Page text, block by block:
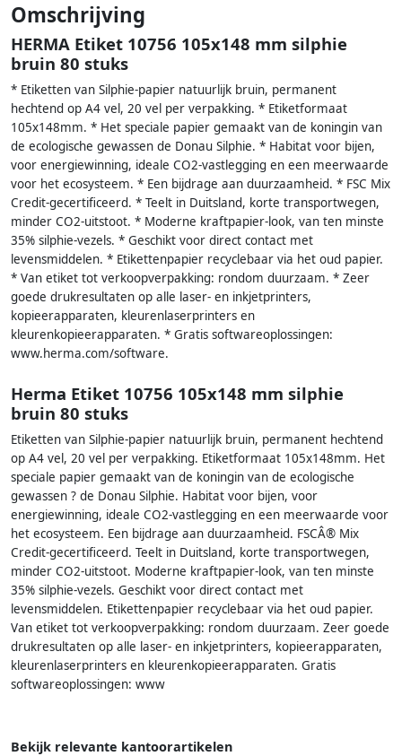
Omschrijving
HERMA Etiket 10756 105x148 mm silphie
bruin 80 stuks
* Etiketten van Silphie-papier natuurlijk bruin, permanent
hechtend op A4 vel, 20 vel per verpakking. * Etiketformaat
105x148mm. * Het speciale papier gemaakt van de koningin van
de ecologische gewassen de Donau Silphie. * Habitat voor bijen,
voor energiewinning, ideale CO2-vastlegging en een meerwaarde
voor het ecosysteem. * Een bijdrage aan duurzaamheid. * FSC Mix
Credit-gecertificeerd. * Teelt in Duitsland, korte transportwegen,
minder CO2-uitstoot. * Moderne kraftpapier-look, van ten minste
35% silphie-vezels. * Geschikt voor direct contact met
levensmiddelen. * Etikettenpapier recyclebaar via het oud papier.
* Van etiket tot verkoopverpakking: rondom duurzaam. * Zeer
goede drukresultaten op alle laser- en inkjetprinters,
kopieerapparaten, kleurenlaserprinters en
kleurenkopieerapparaten. * Gratis softwareoplossingen:
www.herma.com/software.
Herma Etiket 10756 105x148 mm silphie
bruin 80 stuks
Etiketten van Silphie-papier natuurlijk bruin, permanent hechtend
op A4 vel, 20 vel per verpakking. Etiketformaat 105x148mm. Het
speciale papier gemaakt van de koningin van de ecologische
gewassen ? de Donau Silphie. Habitat voor bijen, voor
energiewinning, ideale CO2-vastlegging en een meerwaarde voor
het ecosysteem. Een bijdrage aan duurzaamheid. FSCÂ® Mix
Credit-gecertificeerd. Teelt in Duitsland, korte transportwegen,
minder CO2-uitstoot. Moderne kraftpapier-look, van ten minste
35% silphie-vezels. Geschikt voor direct contact met
levensmiddelen. Etikettenpapier recyclebaar via het oud papier.
Van etiket tot verkoopverpakking: rondom duurzaam. Zeer goede
drukresultaten op alle laser- en inkjetprinters, kopieerapparaten,
kleurenlaserprinters en kleurenkopieerapparaten. Gratis
softwareoplossingen: www
Bekijk relevante kantoorartikelen